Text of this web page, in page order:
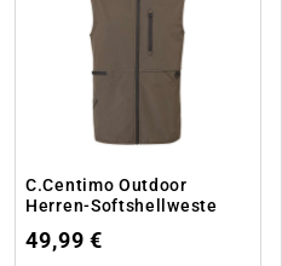
C.Centimo Outdoor
Herren-Softshellweste
49,99 €